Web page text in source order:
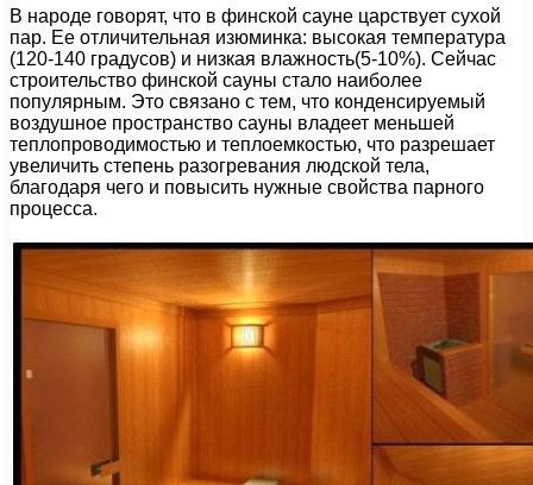
В народе говорят, что в финской сауне царствует сухой
пар. Ее отличительная изюминка: высокая температура
(120-140 градусов) и низкая влажность(5-10%). Сейчас
строительство финской сауны стало наиболее
популярным. Это связано с тем, что конденсируемый
воздушное пространство сауны владеет меньшей
теплопроводимостью и теплоемкостью, что разрешает
увеличить степень разогревания людской тела,
благодаря чего и повысить нужные свойства парного
процесса.